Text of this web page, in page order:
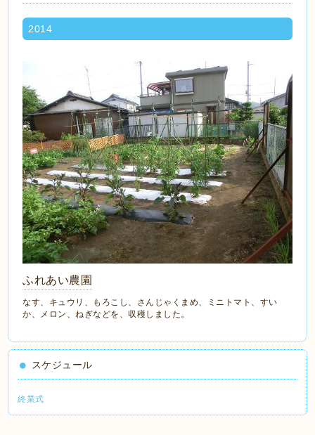
2014
ふれあい農園
なす、キュウリ、もろこし、さんじゃくまめ、ミニトマト、すい
か、メロン、ねぎなどを、収穫しました。
スケジュール
終業式